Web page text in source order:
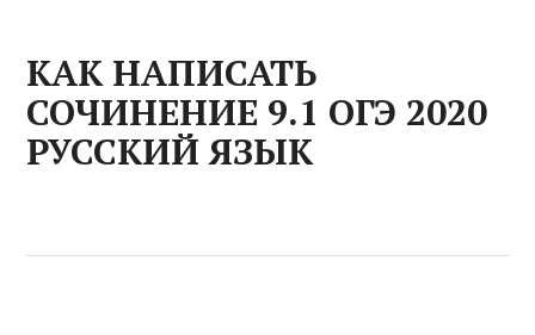
КАК НАПИСАТЬ
СОЧИНЕНИЕ 9.1 ОГЭ 2020
РУССКИЙ ЯЗЫК